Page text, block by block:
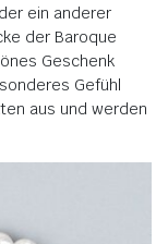
ein anderer
der Baroque
Geschenk
Gefühl
aus und werden